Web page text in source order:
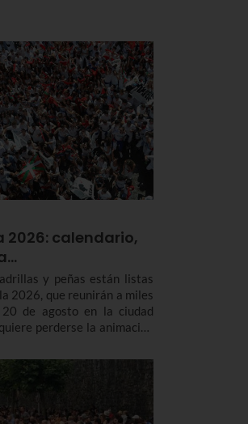
2026: calendario,
y peñas están listas
2026, que reunirán a miles
de agosto en la ciudad
perderse la animación
a la Salve.